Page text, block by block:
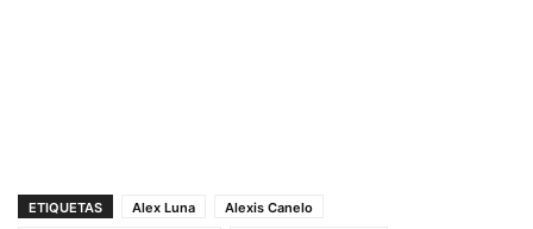
ETIQUETAS Alex Luna
Alexis Canelo